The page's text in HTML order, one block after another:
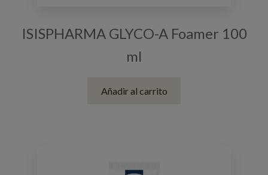
ISISPHARMA GLYCO-A Foamer 100
ml
Añadir al carrito